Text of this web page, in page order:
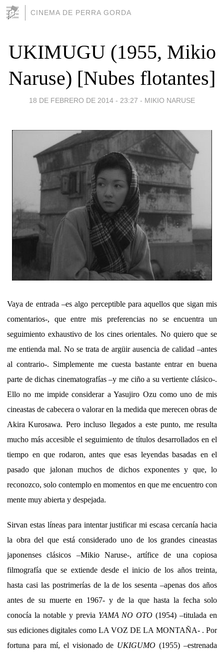
CINEMA DE PERRA GORDA
UKIMUGU (1955, Mikio
Naruse) [Nubes flotantes]
18 DE FEBRERO DE 2014 - 23:27 - MIKIO NARUSE
Vaya de entrada –es algo perceptible para aquellos que sigan mis
comentarios-, que entre mis preferencias no se encuentra un
seguimiento exhaustivo de los cines orientales. No quiero que se
me entienda mal. No se trata de argüir ausencia de calidad –antes
al contrario-. Simplemente me cuesta bastante entrar en buena
parte de dichas cinematografías –y me ciño a su vertiente clásico-.
Ello no me impide considerar a Yasujiro Ozu como uno de mis
cineastas de cabecera o valorar en la medida que merecen obras de
Akira Kurosawa. Pero incluso llegados a este punto, me resulta
mucho más accesible el seguimiento de títulos desarrollados en el
tiempo en que rodaron, antes que esas leyendas basadas en el
pasado que jalonan muchos de dichos exponentes y que, lo
reconozco, solo contemplo en momentos en que me encuentro con
mente muy abierta y despejada.
Sirvan estas líneas para intentar justificar mi escasa cercanía hacia
la obra del que está considerado uno de los grandes cineastas
japonenses clásicos –Mikio Naruse-, artífice de una copiosa
filmografía que se extiende desde el inicio de los años treinta,
hasta casi las postrimerías de la de los sesenta –apenas dos años
antes de su muerte en 1967- y de la que hasta la fecha solo
conocía la notable y previa YAMA NO OTO (1954) –titulada en
sus ediciones digitales como LA VOZ DE LA MONTAÑA- . Por
fortuna para mí, el visionado de UKIGUMO(1955) –estrenada